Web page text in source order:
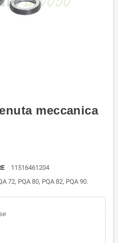
meccanica
11516461204
72, PQA 80, PQA 82, PQA 90.